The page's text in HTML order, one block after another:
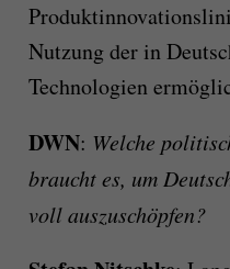
Nutzung der in
Technologien
DWN: Welche
braucht es, um
voll auszuschöpfen?